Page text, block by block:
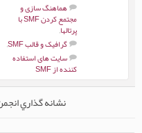
هماهنگ سازی و
مجتمع کردن SMF با
پرتالها,
گرافیک و قالب SMF
,
سایت های استفاده
کننده از SMF
نشانه گذاري